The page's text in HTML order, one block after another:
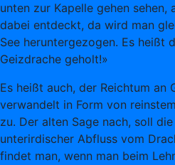
unten zur Kapelle gehen
dabei entdeckt, da wird man
See heruntergezogen. Es heißt
Geizdrache geholt!»
Es heißt auch, der Reichtum
verwandelt in Form von
zu. Der alten Sage nach, soll
unterirdischer Abfluss vom
findet man, wenn man beim